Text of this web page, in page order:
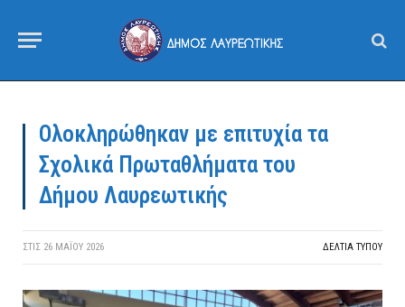
Ολοκληρώθηκαν με επιτυχία τα
Σχολικά Πρωταθλήματα του
Δήμου Λαυρεωτικής
ΣΤΙΣ 26 ΜΑΪ́ΟΥ 2026 ΔΕΛΤΙΑ ΤΥΠΟΥ